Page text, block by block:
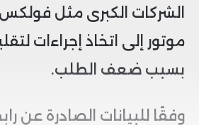
الشركات الكبرى مثل
موتور إلى اتخاذ إجراءات
بسبب ضعف الطلب.
وفقًا للبيانات الصادرة عن